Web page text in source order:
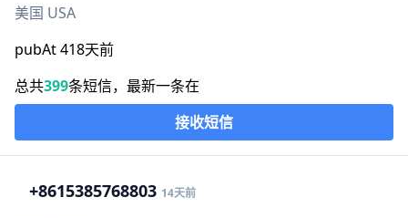
美国 USA
pubAt 418天前
总共399条短信，最新一条在
接收短信
+8615385768803 14天前